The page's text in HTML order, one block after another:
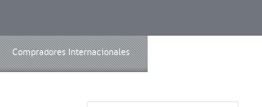
Compradores Internacionales